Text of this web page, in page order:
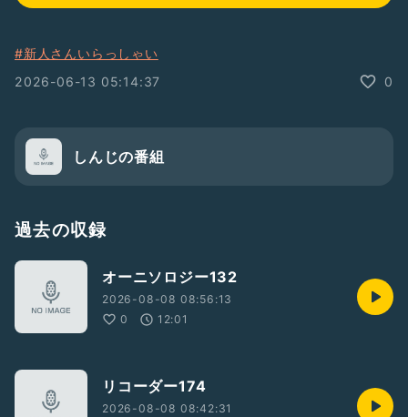
#新人さんいらっしゃい
2026-06-13 05:14:37
0
しんじの番組
過去の収録
オーニソロジー132
2026-08-08 08:56:13
0
12:01
リコーダー174
2026-08-08 08:42:31